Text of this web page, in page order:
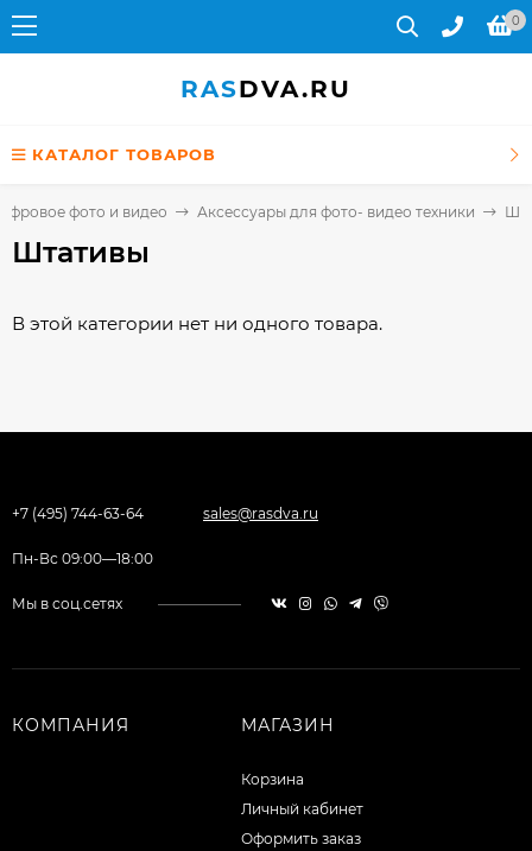
0
RASDVA.RU
КАТАЛОГ ТОВАРОВ
фото и видео Аксессуары для фото- видео техники
Штативы
В этой категории нет ни одного товара.
+7 (495) 744-63-64 sales@rasdva.ru
Пн-Вс 09:00—18:00
Мы в соц.сетях
КОМПАНИЯ МАГАЗИН
Корзина
Личный кабинет
Оформить заказ